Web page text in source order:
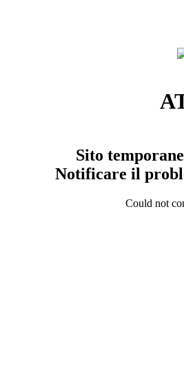
Sito
Notificare il
Could not